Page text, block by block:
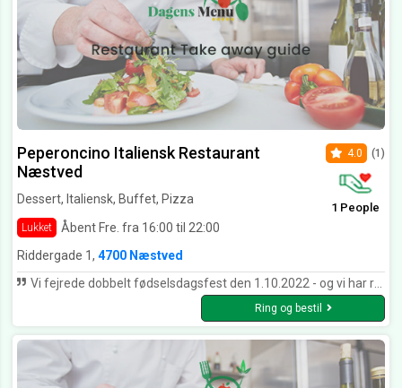
Peperoncino Italiensk Restaurant
Næstved
Dessert, Italiensk, Buffet, Pizza
Lukket Åbent Fre. fra 16:00 til 22:00
4.0 (1)
1 People
Riddergade 1, 4700 Næstved
Vi fejrede dobbelt fødselsdagsfest den 1.10.2022 - og vi har rosende ord til såvel mad (buffet), drikkevarer som betjening og omgivelser. Alt gik overordentligt tilfredsstillende - så tak for at I gav rammerne til en god fest😀
Ring og bestil